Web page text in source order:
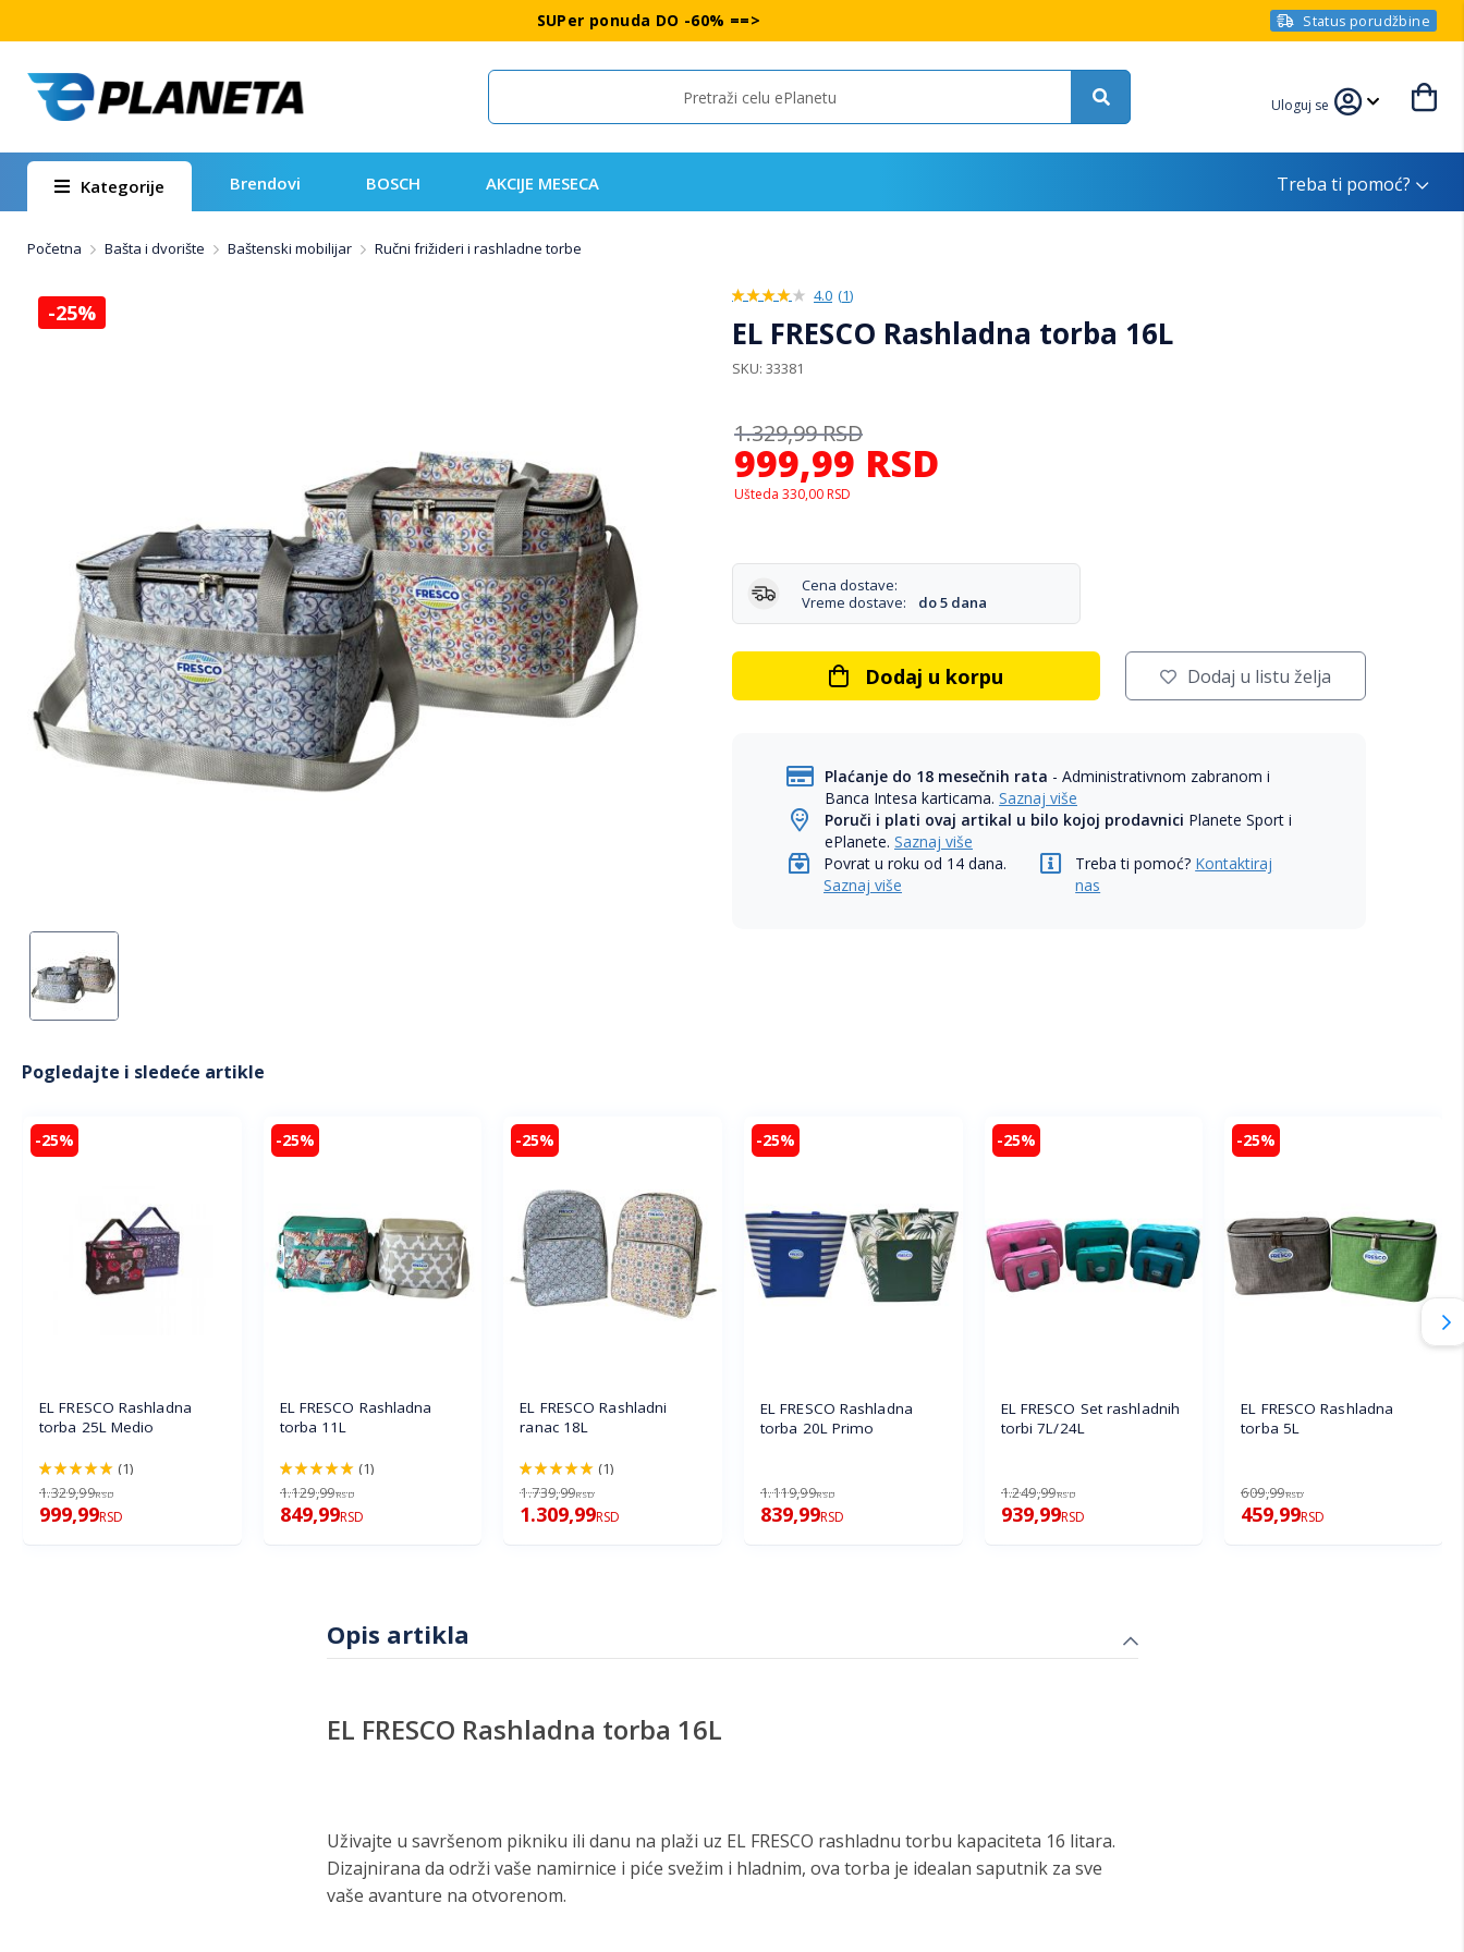
SUPer ponuda DO -60% ==> Status porudžbine
Search Uloguj se
Kategorije Brendovi BOSCH AKCIJE MESECA Treba ti pomoć?
Početna Bašta i dvorište Baštenski mobilijar Ručni frižideri i rashladne torbe
4.0 (1)
EL FRESCO Rashladna torba 16L
SKU 33381
999,99 RSD
1.329,99RSD
Ušteda 330,00 RSD
Cena dostave:
Vreme dostave:
do 5 dana
Dodaj u korpu Dodaj u listu želja
Plaćanje do 18 mesečnih rata - Administrativnom zabranom i
Banca Intesa karticama.Saznaj više
Poruči i plati ovaj artikal u bilo kojoj prodavnici Planete Sport i
ePlanete.Saznaj više
Povrat u roku od 14 dana.
Saznaj više
Treba ti pomoć? Kontaktiraj
nas
-25%
Pogledajte i sledeće artikle
-25%
EL FRESCO Rashladna
torba 25L Medio
100%
(1)
1.329,99RSD
999,99RSD
-25%
EL FRESCO Rashladna
torba 11L
100%
(1)
1.129,99RSD
849,99RSD
-25%
EL FRESCO Rashladni
ranac 18L
100%
(1)
1.739,99RSD
1.309,99RSD
-25%
EL FRESCO Rashladna
torba 20L Primo
1.119,99RSD
839,99RSD
-25%
EL FRESCO Set rashladnih
torbi 7L/24L
1.249,99RSD
939,99RSD
-25%
EL FRESCO Rashladna
torba 5L
609,99RSD
459,99RSD
Opis artikla
EL FRESCO Rashladna torba 16L
Uživajte u savršenom pikniku ili danu na plaži uz EL FRESCO rashladnu torbu kapaciteta 16 litara.
Dizajnirana da održi vaše namirnice i piće svežim i hladnim, ova torba je idealan saputnik za sve
vaše avanture na otvorenom.